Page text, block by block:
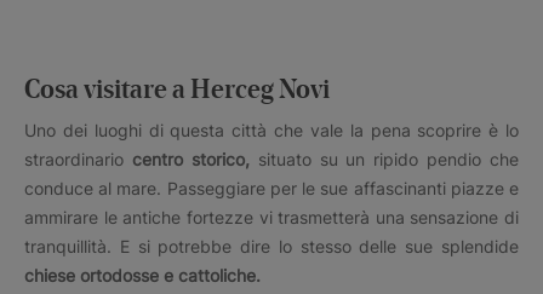
Cosa visitare a Herceg Novi
Uno dei luoghi di questa città che vale la pena scoprire è lo
straordinario centro storico,situato su un ripido pendio che
conduce al mare. Passeggiare per le sue affascinanti piazze e
ammirare le antiche fortezze vi trasmetterà una sensazione di
tranquillità. E si potrebbe dire lo stesso delle sue splendide
chiese ortodosse e cattoliche.